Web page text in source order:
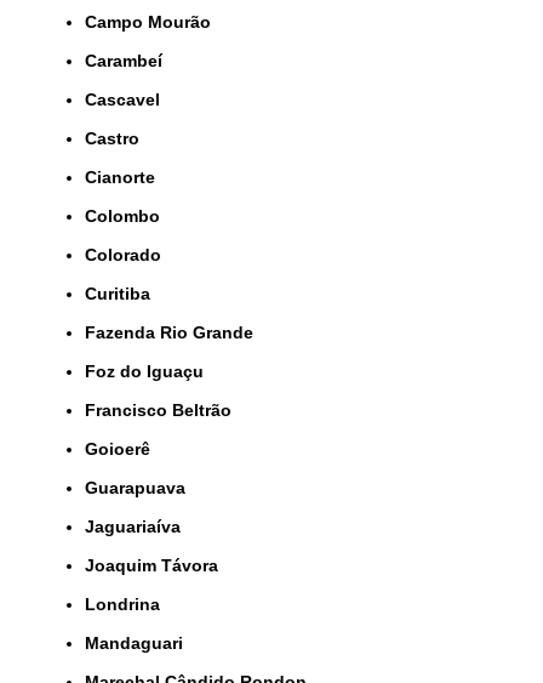
Campo Mourão
Carambeí
Cascavel
Castro
Cianorte
Colombo
Colorado
Curitiba
Fazenda Rio Grande
Foz do Iguaçu
Francisco Beltrão
Goioerê
Guarapuava
Jaguariaíva
Joaquim Távora
Londrina
Mandaguari